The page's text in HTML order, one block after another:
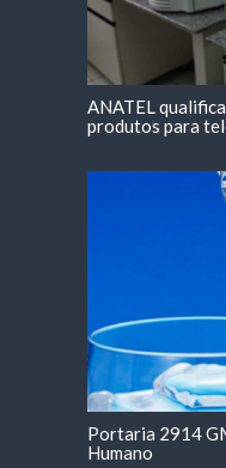
ANATEL
produtos para
Portaria 2914
Humano